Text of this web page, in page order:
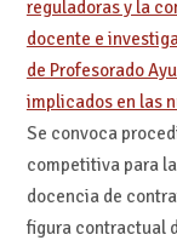
reguladoras y la
docente e
de Profesorado
implicados en las
Se convoca
competitiva para
docencia de
figura contractual